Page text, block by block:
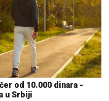
od 10.000 dinara -
u Srbiji